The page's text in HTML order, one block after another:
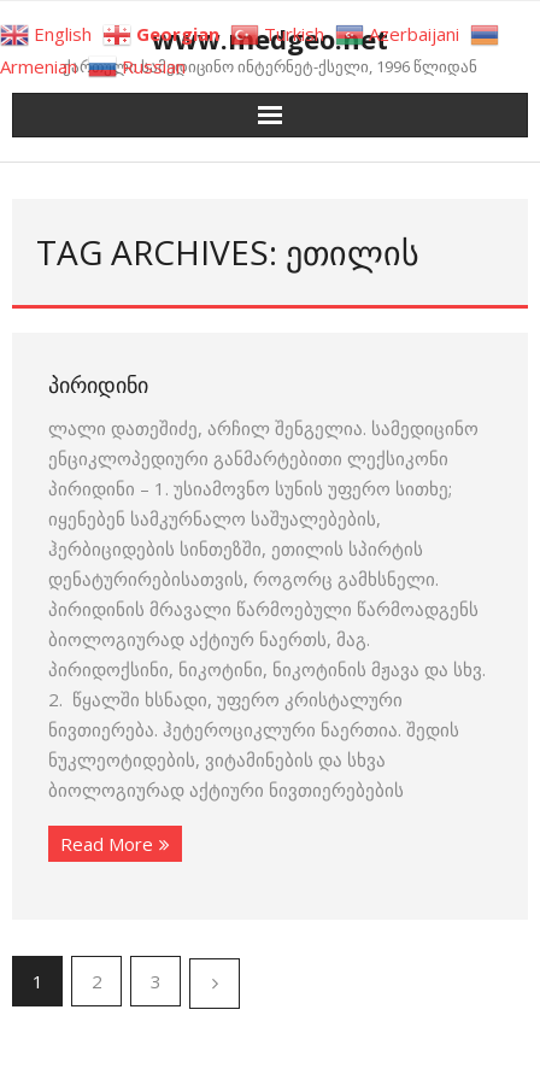
to
content
www.medgeo.net
ქართული სამედიცინო ინტერნეტ-ქსელი, 1996 წლიდან
TAG ARCHIVES: ᲔᲗᲘᲚᲘᲡ
ᲞᲘᲠᲘᲓᲘᲜᲘ
ლალი დათეშიძე, არჩილ შენგელია. სამედიცინო
ენციკლოპედიური განმარტებითი ლექსიკონი
პირიდინი – 1. უსიამოვნო სუნის უფერო სითხე;
იყენებენ სამკურნალო საშუალებების,
ჰერბიციდების სინთეზში, ეთილის სპირტის
დენატურირებისათვის, როგორც გამხსნელი.
პირიდინის მრავალი წარმოებული წარმოადგენს
ბიოლოგიურად აქტიურ ნაერთს, მაგ.
პირიდოქსინი, ნიკოტინი, ნიკოტინის მჟავა და სხვ.
2. წყალში ხსნადი, უფერო კრისტალური
ნივთიერება. ჰეტეროციკლური ნაერთია. შედის
ნუკლეოტიდების, ვიტამინების და სხვა
ბიოლოგიურად აქტიური ნივთიერებების
Read More
1 2 3
English Georgian Turkish
Azerbaijani
Armenian
Russian